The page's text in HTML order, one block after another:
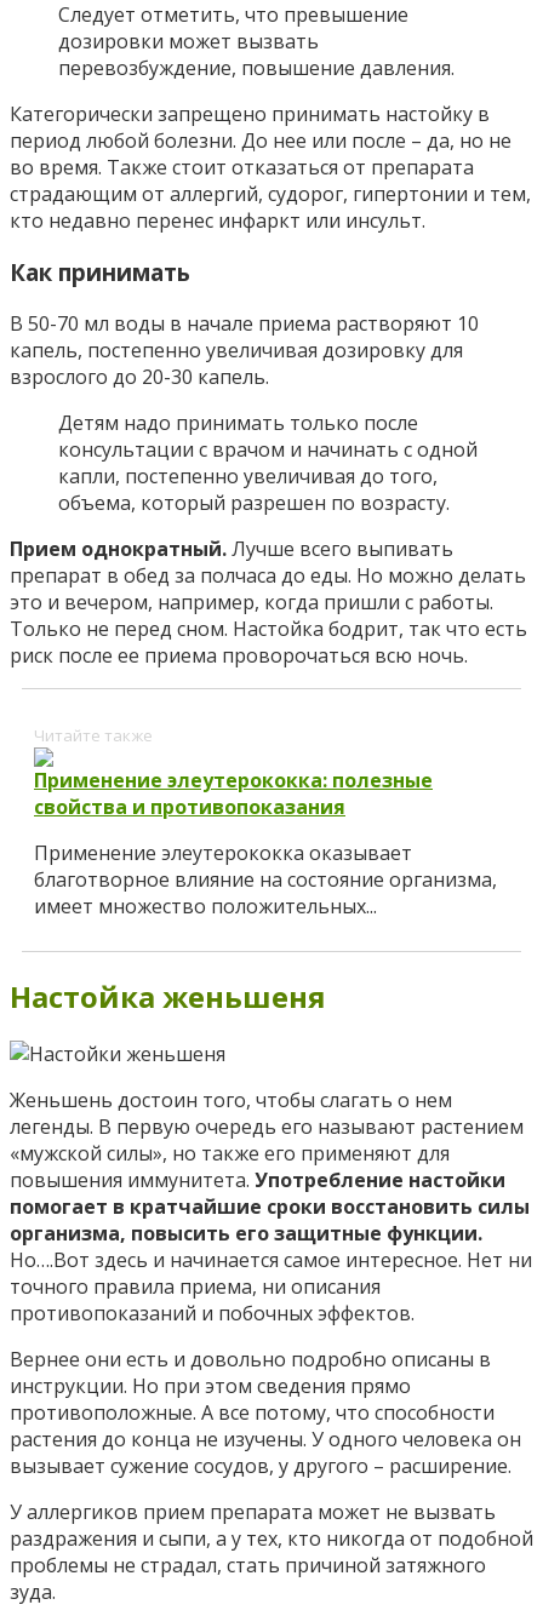
Следует отметить, что превышение
дозировки может вызвать
перевозбуждение, повышение давления.
Категорически запрещено принимать настойку в
период любой болезни. До нее или после – да, но не
во время. Также стоит отказаться от препарата
страдающим от аллергий, судорог, гипертонии и тем,
кто недавно перенес инфаркт или инсульт.
Как принимать
В 50-70 мл воды в начале приема растворяют 10
капель, постепенно увеличивая дозировку для
взрослого до 20-30 капель.
Детям надо принимать только после
консультации с врачом и начинать с одной
капли, постепенно увеличивая до того,
объема, который разрешен по возрасту.
Прием однократный.Лучше всего выпивать
препарат в обед за полчаса до еды. Но можно делать
это и вечером, например, когда пришли с работы.
Только не перед сном. Настойка бодрит, так что есть
риск после ее приема проворочаться всю ночь.
Читайте также
Применение элеутерококка: полезные
свойства и противопоказания
Применение элеутерококка оказывает
благотворное влияние на состояние организма,
имеет множество положительных...
Настойка женьшеня
Женьшень достоин того, чтобы слагать о нем
легенды. В первую очередь его называют растением
«мужской силы», но также его применяют для
повышения иммунитета. Употребление настойки
помогает в кратчайшие сроки восстановить силы
организма, повысить его защитные функции.
Но….Вот здесь и начинается самое интересное. Нет ни
точного правила приема, ни описания
противопоказаний и побочных эффектов.
Вернее они есть и довольно подробно описаны в
инструкции. Но при этом сведения прямо
противоположные. А все потому, что способности
растения до конца не изучены. У одного человека он
вызывает сужение сосудов, у другого – расширение.
У аллергиков прием препарата может не вызвать
раздражения и сыпи, а у тех, кто никогда от подобной
проблемы не страдал, стать причиной затяжного
зуда.